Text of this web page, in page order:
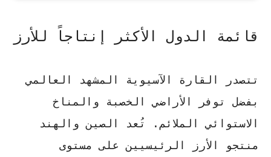
قائمة الدول الأكثر إنتاجاً للأرز
تتصدر القارة الآسيوية المشهد العالمي
بفضل توفر الأراضي الخصبة والمناخ
الاستوائي الملائم. تُعد الصين والهند
منتجو الأرز الرئيسيينعلى مستوى